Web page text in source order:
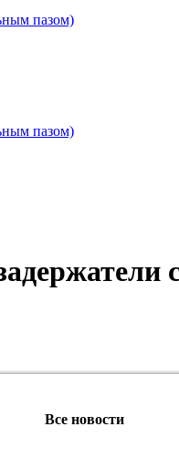
пазом)
пазом)
Все новости